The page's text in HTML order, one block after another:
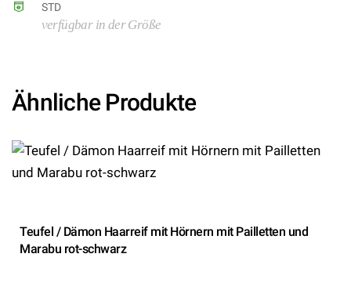
STD
verfügbar in der Größe
Ähnliche Produkte
Teufel / Dämon Haarreif mit Hörnern mit Pailletten und
Marabu rot-schwarz